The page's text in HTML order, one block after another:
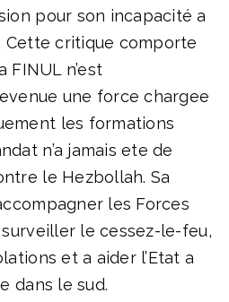
pour son incapacité a
critique comporte
n’est
une force chargee
les formations
n’a jamais ete de
le Hezbollah. Sa
les Forces
le cessez-le-feu,
et a aider l’Etat a
dans le sud.